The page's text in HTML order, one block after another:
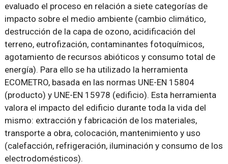
evaluado el proceso en relación a siete categorías de
impacto sobre el medio ambiente (cambio climático,
destrucción de la capa de ozono, acidificación del
terreno, eutrofización, contaminantes fotoquímicos,
agotamiento de recursos abióticos y consumo total de
energía). Para ello se ha utilizado la herramienta
ECOMETRO, basada en las normas UNE-EN 15804
(producto) y UNE-EN 15978 (edificio). Esta herramienta
valora el impacto del edificio durante toda la vida del
mismo: extracción y fabricación de los materiales,
transporte a obra, colocación, mantenimiento y uso
(calefacción, refrigeración, iluminación y consumo de los
electrodomésticos).